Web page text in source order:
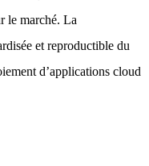
le marché. La
et reproductible du
d’applications cloud